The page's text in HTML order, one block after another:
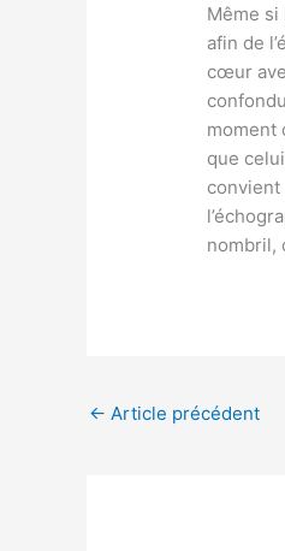
Même
afin de
cœur
moment
que
nombril,
← Article précédent